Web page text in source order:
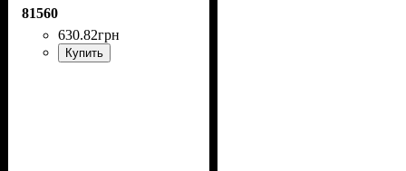
81560
630.82грн
Купить